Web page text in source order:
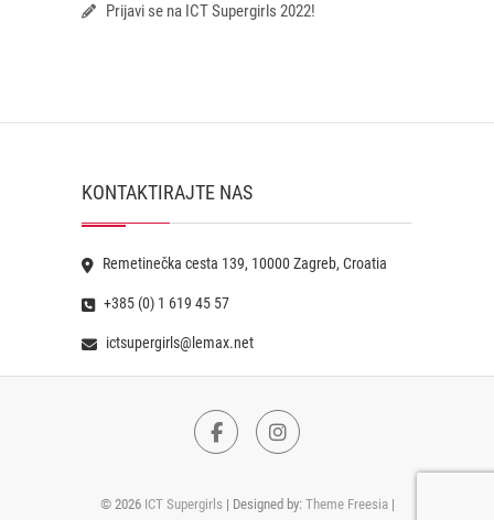
Prijavi se na ICT Supergirls 2022!
KONTAKTIRAJTE NAS
Remetinečka cesta 139, 10000 Zagreb, Croatia
+385 (0) 1 619 45 57
ictsupergirls@lemax.net
FacebookInstagram
© 2026 ICT Supergirls | Designed by: Theme Freesia|